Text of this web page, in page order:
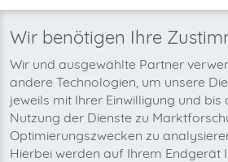
home invoicefetcher®› Plattformen›
Zeit sparen mit
Nie wieder Rechnungen
Wir benötigen Ihre
Wir und ausgewählte Partner
andere Technologien, um unsere
jeweils mit Ihrer Einwilligung und
Nutzung der Dienste zu
Optimierungszwecken zu
Hierbei werden auf Ihrem Endgerät